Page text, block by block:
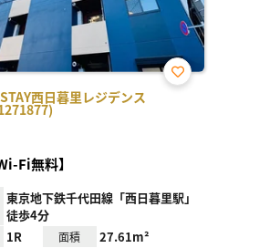
西日暮里レジデンス お気
Fi無料】
東京地下鉄千代田線「西日暮里駅」
徒歩4分
1R 面積 27.61m²